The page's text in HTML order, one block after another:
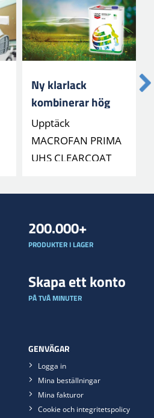
Ny klarlack
kombinerar hög
glans med minskat
klimatavtryck
Upptäck
MACROFAN PRIMA
UHS CLEARCOAT
låg-VOC klarlack
200.000+
PRODUKTER I LAGER
Skapa ett konto
PÅ TVÅ MINUTER
GENVÄGAR
Logga in
Mina beställningar
Mina fakturor
Cookie och integritetspolicy